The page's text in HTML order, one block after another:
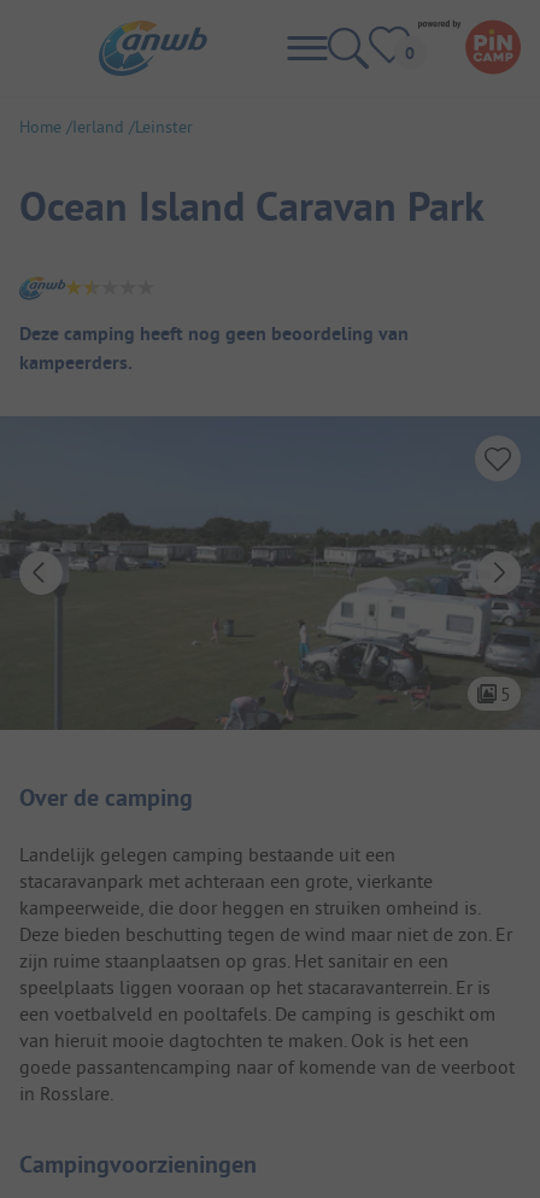
Home Ierland Leinster
Ocean Island Caravan Park
Camping overzicht
Deze camping heeft nog geen beoordeling van
kampeerders.
5
Over de camping
Landelijk gelegen camping bestaande uit een
stacaravanpark met achteraan een grote, vierkante
kampeerweide, die door heggen en struiken omheind is.
Deze bieden beschutting tegen de wind maar niet de zon. Er
zijn ruime staanplaatsen op gras. Het sanitair en een
speelplaats liggen vooraan op het stacaravanterrein. Er is
een voetbalveld en pooltafels. De camping is geschikt om
van hieruit mooie dagtochten te maken. Ook is het een
goede passantencamping naar of komende van de veerboot
in Rosslare.
Campingvoorzieningen